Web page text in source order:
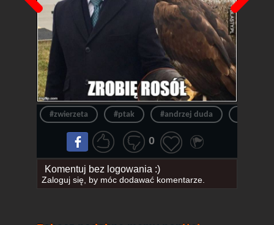
#zwierzeta #ptak #andrzej duda
0
Komentuj bez logowania :)
Zaloguj się, by móc dodawać komentarze.